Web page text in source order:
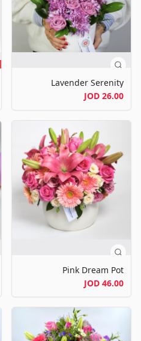
Lavender Serenity
26.00 JOD
Pink Dream Pot
46.00 JOD